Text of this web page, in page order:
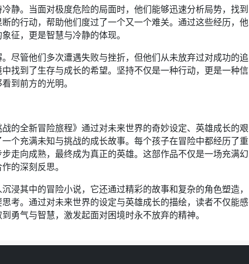
静。当面对极度危险的局面时，他们能够迅速分析局势，找到
的行动，帮助他们度过了一个又一个难关。通过这些经历，他
征，更是智慧与冷静的体现。
尽管他们多次遭遇失败与挫折，但他们从未放弃过对成功的追
找到了生存与成长的希望。坚持不仅是一种行动，更是一种信
到前方的光明。
的全新冒险旅程》通过对未来世界的奇妙设定、英雄成长的艰
个充满未知与挑战的成长故事。每个孩子在冒险中都经历了重
走向成熟，最终成为真正的英雄。这部作品不仅是一场充满幻
的深刻反思。
浸其中的冒险小说，它还通过精彩的故事和复杂的角色塑造，
考。通过对未来世界的设定与英雄成长的描绘，读者不仅能感
勇气与智慧，激发起面对困境时永不放弃的精神。